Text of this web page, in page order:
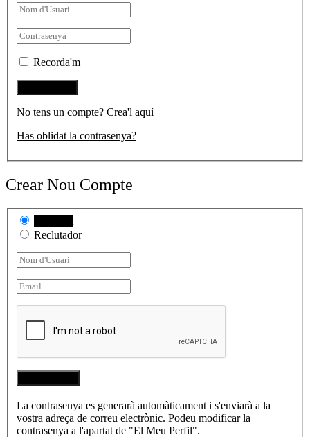
Recorda'm
No tens un compte? Crea'l aquí
Has oblidat la contrasenya?
Crear Nou Compte
Reclutador
La contrasenya es generarà automàticament i s'enviarà a la
vostra adreça de correu electrònic. Podeu modificar la
contrasenya a l'apartat de "El Meu Perfil".